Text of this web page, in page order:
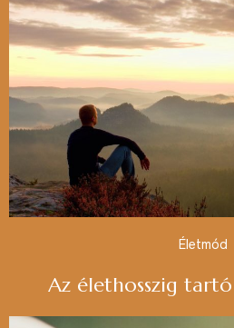
Életmód
Az élethosszig